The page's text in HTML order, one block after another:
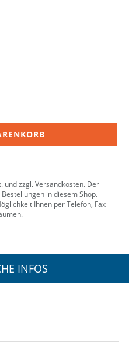
und zzgl. Versandkosten. Der
in diesem Shop.
Ihnen per Telefon, Fax
INFOS